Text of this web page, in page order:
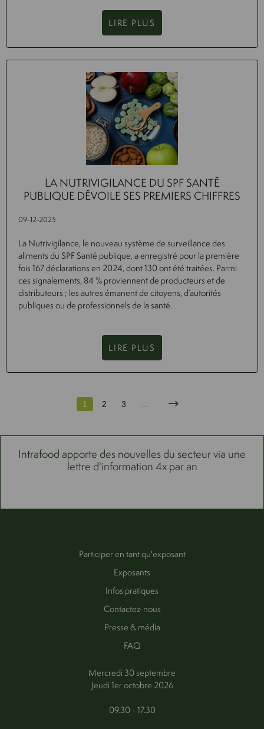
LIRE PLUS
LA NUTRIVIGILANCE DU SPF SANTÉ
PUBLIQUE DÉVOILE SES PREMIERS CHIFFRES
09-12-2025
La Nutrivigilance, le nouveau système de surveillance des
aliments du SPF Santé publique, a enregistré pour la première
fois 167 déclarations en 2024, dont 130 ont été traitées. Parmi
ces signalements, 84 % proviennent de producteurs et de
distributeurs ; les autres émanent de citoyens, d’autorités
publiques ou de professionnels de la santé.
LIRE PLUS
1 2 3
Intrafood apporte des nouvelles du secteur via une
lettre d'information 4x par an
Participer en tant qu'exposant
Exposants
Infos pratiques
Contactez-nous
Presse & média
FAQ
Mercredi 30 septembre
Jeudi 1er octobre 2026
09.30 - 17.30